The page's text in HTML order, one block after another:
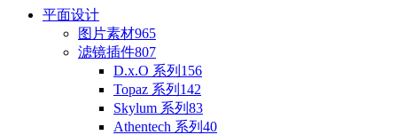
平面设计
图片素材965
滤镜插件807
D.x.O 系列 156
Topaz 系列 142
Skylum 系列 83
Athentech 系列 40